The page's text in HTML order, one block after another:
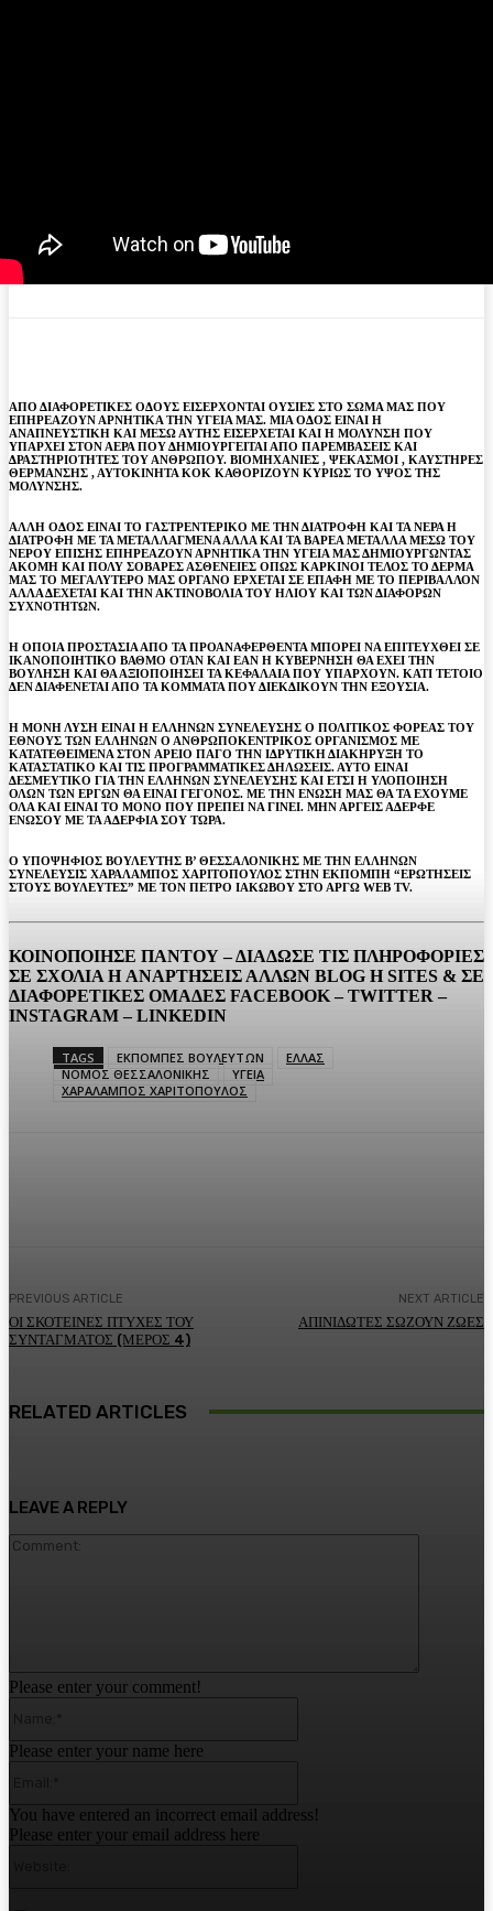
ΑΠΟ ΔΙΑΦΟΡΕΤΙΚΕΣ ΟΔΟΥΣ ΕΙΣΕΡΧΟΝΤΑΙ ΟΥΣΙΕΣ ΣΤΟ ΣΩΜΑ ΜΑΣ ΠΟΥ
ΕΠΗΡΕΑΖΟΥΝ ΑΡΝΗΤΙΚΑ ΤΗΝ ΥΓΕΙΑ ΜΑΣ. ΜΙΑ ΟΔΟΣ ΕΙΝΑΙ Η
ΑΝΑΠΝΕΥΣΤΙΚΗ ΚΑΙ ΜΕΣΩ ΑΥΤΗΣ ΕΙΣΕΡΧΕΤΑΙ ΚΑΙ Η ΜΟΛΥΝΣΗ ΠΟΥ
ΥΠΑΡΧΕΙ ΣΤΟΝ ΑΕΡΑ ΠΟΥ ΔΗΜΙΟΥΡΓΕΙΤΑΙ ΑΠΟ ΠΑΡΕΜΒΑΣΕΙΣ ΚΑΙ
ΔΡΑΣΤΗΡΙΟΤΗΤΕΣ ΤΟΥ ΑΝΘΡΩΠΟΥ. ΒΙΟΜΗΧΑΝΙΕΣ , ΨΕΚΑΣΜΟΙ , ΚΑΥΣΤΗΡΕΣ
ΘΕΡΜΑΝΣΗΣ , ΑΥΤΟΚΙΝΗΤΑ ΚΟΚ ΚΑΘΟΡΙΖΟΥΝ ΚΥΡΙΩΣ ΤΟ ΥΨΟΣ ΤΗΣ
ΜΟΛΥΝΣΗΣ.
AΛΛΗ ΟΔΟΣ ΕΙΝΑΙ ΤΟ ΓΑΣΤΡΕΝΤΕΡΙΚΟ ΜΕ ΤΗΝ ΔΙΑΤΡΟΦΗ ΚΑΙ ΤΑ ΝΕΡΑ Η
ΔΙΑΤΡΟΦΗ ΜΕ ΤΑ ΜΕΤΑΛΛΑΓΜΕΝΑ ΑΛΛΑ ΚΑΙ ΤΑ ΒΑΡΕΑ ΜΕΤΑΛΛΑ ΜΕΣΩ ΤΟΥ
ΝΕΡΟΥ ΕΠΙΣΗΣ ΕΠΗΡΕΑΖΟΥΝ ΑΡΝΗΤΙΚΑ ΤΗΝ ΥΓΕΙΑ ΜΑΣ ΔΗΜΙΟΥΡΓΩΝΤΑΣ
ΑΚΟΜΗ ΚΑΙ ΠΟΛΥ ΣΟΒΑΡΕΣ ΑΣΘΕΝΕΙΕΣ ΟΠΩΣ ΚΑΡΚΙΝΟΙ ΤΕΛΟΣ ΤΟ ΔΕΡΜΑ
ΜΑΣ ΤΟ ΜΕΓΑΛΥΤΕΡΟ ΜΑΣ ΟΡΓΑΝΟ ΕΡΧΕΤΑΙ ΣΕ ΕΠΑΦΗ ΜΕ ΤΟ ΠΕΡΙΒΑΛΛΟΝ
ΑΛΛΑ ΔΕΧΕΤΑΙ ΚΑΙ ΤΗΝ ΑΚΤΙΝΟΒΟΛΙΑ ΤΟΥ ΗΛΙΟΥ ΚΑΙ ΤΩΝ ΔΙΑΦΟΡΩΝ
ΣΥΧΝΟΤΗΤΩΝ.
Η ΟΠΟΙΑ ΠΡΟΣΤΑΣΙΑ ΑΠΟ ΤΑ ΠΡΟΑΝΑΦΕΡΘΕΝΤΑ ΜΠΟΡΕΙ ΝΑ ΕΠΙΤΕΥΧΘΕΙ ΣΕ
ΙΚΑΝΟΠΟΙΗΤΙΚΟ ΒΑΘΜΟ ΟΤΑΝ ΚΑΙ ΕΑΝ Η ΚΥΒΕΡΝΗΣΗ ΘΑ ΕΧΕΙ ΤΗΝ
ΒΟΥΛΗΣΗ ΚΑΙ ΘΑ ΑΞΙΟΠΟΙΗΣΕΙ ΤΑ ΚΕΦΑΛΑΙΑ ΠΟΥ ΥΠΑΡΧΟΥΝ. ΚΑΤΙ ΤΕΤΟΙΟ
ΔΕΝ ΔΙΑΦΕΝΕΤΑΙ ΑΠΟ ΤΑ ΚΟΜΜΑΤΑ ΠΟΥ ΔΙΕΚΔΙΚΟΥΝ ΤΗΝ ΕΞΟΥΣΙΑ.
Η ΜΟΝΗ ΛΥΣΗ ΕΙΝΑΙ Η ΕΛΛΗΝΩΝ ΣΥΝΕΛΕΥΣΗΣ Ο ΠΟΛΙΤΙΚΟΣ ΦΟΡΕΑΣ ΤΟΥ
ΕΘΝΟΥΣ ΤΩΝ ΕΛΛΗΝΩΝ Ο ΑΝΘΡΩΠΟΚΕΝΤΡΙΚΟΣ ΟΡΓΑΝΙΣΜΟΣ ΜΕ
ΚΑΤΑΤΕΘΕΙΜΕΝΑ ΣΤΟΝ AΡΕΙΟ ΠΑΓΟ ΤΗΝ ΙΔΡΥΤΙΚΗ ΔΙΑΚΗΡΥΞΗ ΤΟ
ΚΑΤΑΣΤΑΤΙΚΟ ΚΑΙ ΤΙΣ ΠΡΟΓΡΑΜΜΑΤΙΚΕΣ ΔΗΛΩΣΕΙΣ. ΑΥΤΟ ΕΙΝΑΙ
ΔΕΣΜΕΥΤΙΚΟ ΓΙΑ ΤΗΝ ΕΛΛΗΝΩΝ ΣΥΝΕΛΕΥΣΗΣ ΚΑΙ ΕΤΣΙ Η ΥΛΟΠΟΙΗΣΗ
ΟΛΩΝ ΤΩΝ ΕΡΓΩΝ ΘΑ ΕΙΝΑΙ ΓΕΓΟΝΟΣ. ΜΕ ΤΗΝ ΕΝΩΣΗ ΜΑΣ ΘΑ ΤΑ ΕΧΟΥΜΕ
ΟΛΑ ΚΑΙ ΕΙΝΑΙ ΤΟ ΜΟΝΟ ΠΟΥ ΠΡΕΠΕΙ ΝΑ ΓΙΝΕΙ. ΜΗΝ ΑΡΓΕΙΣ ΑΔΕΡΦΕ
ΕΝΩΣΟΥ ΜΕ ΤΑ ΑΔΕΡΦΙΑ ΣΟΥ ΤΩΡΑ.
Ο ΥΠΟΨΗΦΙΟΣ ΒΟΥΛΕΥΤΗΣ Β’ ΘΕΣΣΑΛΟΝΙΚΗΣ ΜΕ ΤΗΝ ΕΛΛΗΝΩΝ
ΣΥΝΕΛΕΥΣΙΣ ΧΑΡΑΛΑΜΠΟΣ ΧΑΡΙΤΟΠΟΥΛΟΣ ΣΤΗΝ ΕΚΠΟΜΠΗ “ΕΡΩΤΗΣΕΙΣ
ΣΤΟΥΣ ΒΟΥΛΕΥΤΕΣ” ΜΕ ΤΟΝ ΠΕΤΡΟ ΙΑΚΩΒΟΥ ΣΤΟ ΑΡΓΩ WEB TV.
ΚΟΙΝΟΠΟΙΗΣΕ ΠΑΝΤΟΥ – ΔΙΑΔΩΣΕ ΤΙΣ ΠΛΗΡΟΦΟΡΙΕΣ
ΣΕ ΣΧΟΛΙΑ H ΑΝAΡΤΗΣΕΙΣ ΑΛΛΩΝ BLOG H SITES & ΣΕ
ΔΙΑΦΟΡΕTIKEΣ ΟΜΑΔΕΣ FACEBOOK – TWITTER –
INSTAGRAM – LINKEDIN
TAGS ΕΚΠΟΜΠΕΣ ΒΟΥΛΕΥΤΩΝ
ΕΛΛΑΣ
ΝΟΜΟΣ ΘΕΣΣΑΛΟΝΙΚΗΣ
ΥΓΕΙΑ
ΧΑΡΑΛΑΜΠΟΣ ΧΑΡΙΤΟΠΟΥΛΟΣ
PREVIOUS ARTICLE
ΟΙ ΣΚΟΤΕΙΝΕΣ ΠΤΥΧΕΣ ΤΟΥ
ΣΥΝΤΑΓΜΑΤΟΣ (ΜΕΡΟΣ 4)
NEXT ARTICLE
ΑΠΙΝΙΔΩΤΕΣ ΣΩΖΟΥΝ ΖΩΕΣ
RELATED ARTICLES
LEAVE A REPLY
Please enter your comment!
Please enter your name here
You have entered an incorrect email address!
Please enter your email address here